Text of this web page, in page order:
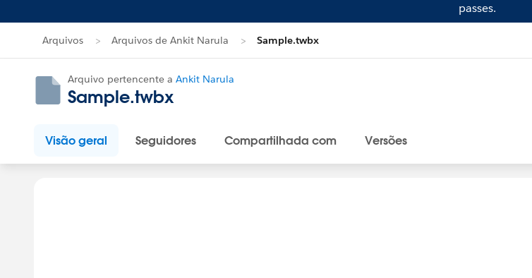
passes.
Arquivos Arquivos de Ankit Narula Sample.twbx
Arquivo pertencente a Ankit Narula
Sample.twbx
Visão geral Seguidores Compartilhada com Versões